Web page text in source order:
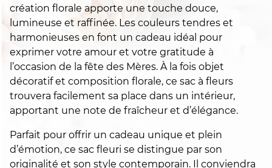
création florale apporte une touche douce,
lumineuse et raffinée. Les couleurs tendres et
harmonieuses en font un cadeau idéal pour
exprimer votre amour et votre gratitude à
l’occasion de la fête des Mères. À la fois objet
décoratif et composition florale, ce sac à fleurs
trouvera facilement sa place dans un intérieur,
apportant une note de fraîcheur et d’élégance.
Parfait pour offrir un cadeau unique et plein
d’émotion, ce sac fleuri se distingue par son
originalité et son style contemporain. Il conviendra